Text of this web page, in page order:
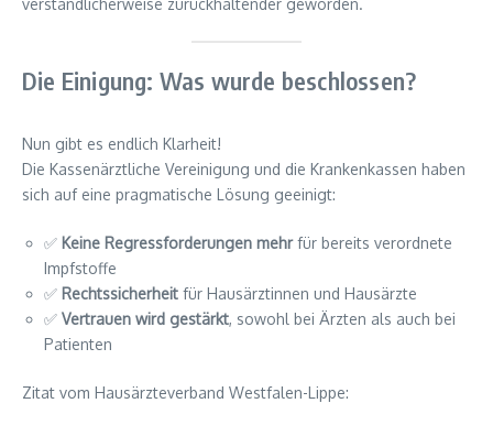
verständlicherweise zurückhaltender geworden.
Die Einigung: Was wurde beschlossen?
Nun gibt es endlich Klarheit!
Die Kassenärztliche Vereinigung und die Krankenkassen haben
sich auf eine pragmatische Lösung geeinigt:
✅ Keine Regressforderungen mehrfür bereits verordnete
Impfstoffe
✅ Rechtssicherheit für Hausärztinnen und Hausärzte
✅ Vertrauen wird gestärkt, sowohl bei Ärzten als auch bei
Patienten
Zitat vom Hausärzteverband Westfalen-Lippe: